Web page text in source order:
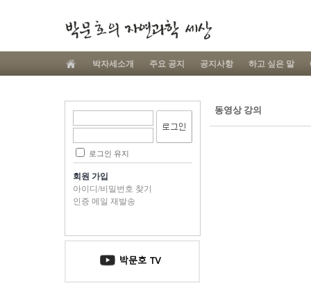
박자세소개 주요 공지 공지사항 하고 싶은 말
로그인 유지
회원 가입
아이디/비밀번호 찾기
인증 메일 재발송
동영상 강의